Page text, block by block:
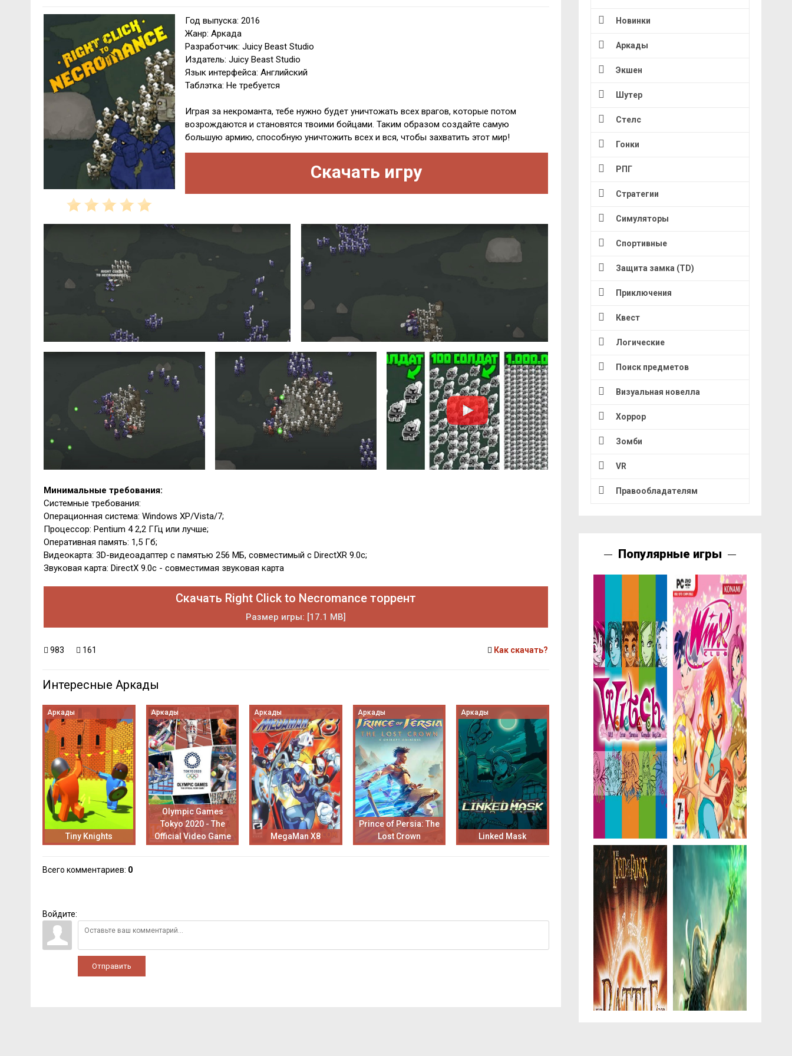
Год выпуска: 2016
Жанр: Аркада
Разработчик: Juicy Beast Studio
Издатель: Juicy Beast Studio
Язык интерфейса: Английский
Таблэтка: Не требуется
Играя за некроманта, тебе нужно будет уничтожать всех врагов, которые потом
возрождаются и становятся твоими бойцами. Таким образом создайте самую
большую армию, способную уничтожить всех и вся, чтобы захватить этот мир!
Скачать игру
Минимальные требования:
Системные требования:
Операционная система: Windows XP/Vista/7;
Процессор: Pentium 4 2,2 ГГц или лучше;
Оперативная память: 1,5 Гб;
Видеокарта: 3D-видеоадаптер с памятью 256 МБ, совместимый с DirectXR 9.0c;
Звуковая карта: DirectX 9.0с - совместимая звуковая карта
Скачать Right Click to Necromance торрент
Размер игры: [17.1 MB]
983 161 Как скачать?
Интересные Аркады
Аркады
Tiny Knights
Аркады
Olympic Games
Tokyo 2020 - The
Official Video Game
Аркады
MegaMan X8
Аркады
Prince of Persia: The
Lost Crown
Аркады
Linked Mask
Всего комментариев: 0
Войдите:
Отправить
Новинки
Аркады
Экшен
Шутер
Стелс
Гонки
РПГ
Стратегии
Симуляторы
Спортивные
Защита замка (TD)
Приключения
Квест
Логические
Поиск предметов
Визуальная новелла
Хоррор
Зомби
VR
Правообладателям
Популярные игры